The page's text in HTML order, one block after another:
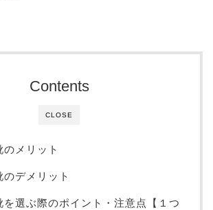
CLOSE
Contents
メリット
デメリット
を選ぶ際のポイント・注意点【１つ